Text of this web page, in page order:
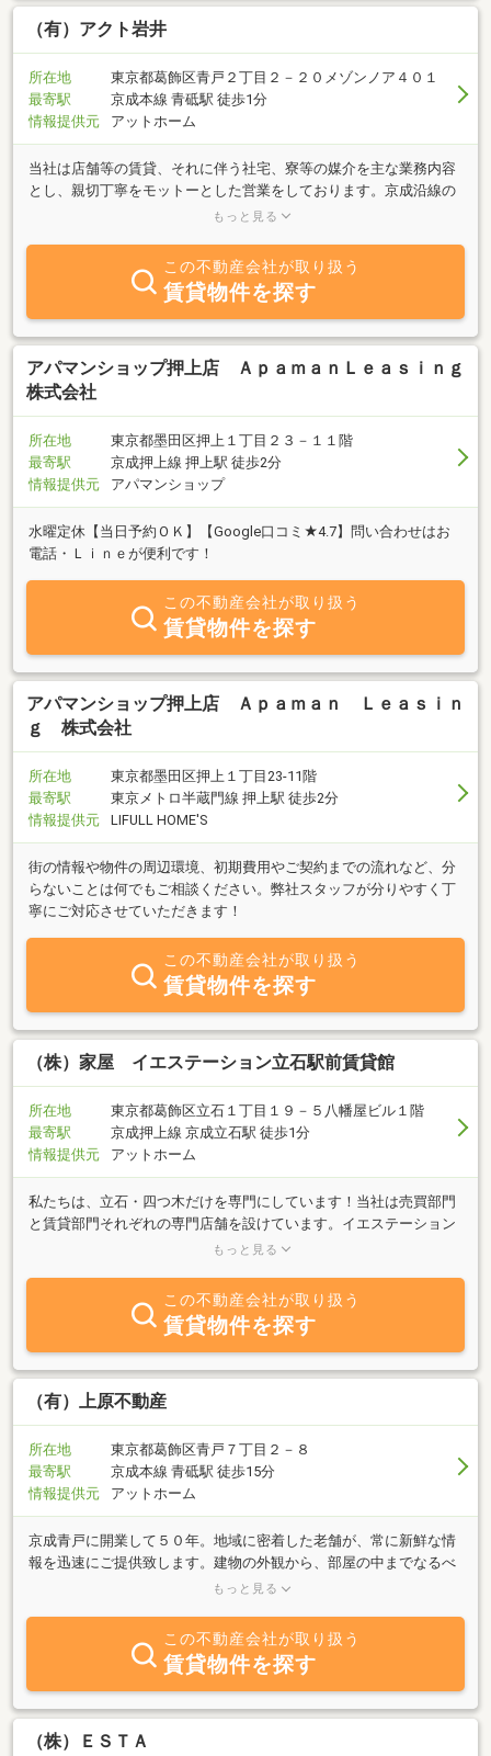
（有）アクト岩井
所在地
東京都葛飾区青戸２丁目２－２０メゾンノア４０１
最寄駅
京成本線 青砥駅 徒歩1分
情報提供元
アットホーム
当社は店舗等の賃貸、それに伴う社宅、寮等の媒介を主な業務内容
とし、親切丁寧をモットーとした営業をしております。京成沿線の
みならず、一都三県を幅広く網羅しお客様といっしょに考え、希望
もっと見る
この不動産会社が取り扱う
賃貸物件を探す
アパマンショップ押上店 ＡｐａｍａｎＬｅａｓｉｎｇ
株式会社
所在地
東京都墨田区押上１丁目２３－１１階
最寄駅
京成押上線 押上駅 徒歩2分
情報提供元
アパマンショップ
水曜定休【当日予約ＯＫ】【Google口コミ★4.7】問い合わせはお
電話・Ｌｉｎｅが便利です！
この不動産会社が取り扱う
賃貸物件を探す
アパマンショップ押上店 Ａｐａｍａｎ Ｌｅａｓｉｎ
ｇ 株式会社
所在地
東京都墨田区押上１丁目23-11階
最寄駅
東京メトロ半蔵門線 押上駅 徒歩2分
情報提供元
LIFULL HOME'S
街の情報や物件の周辺環境、初期費用やご契約までの流れなど、分
らないことは何でもご相談ください。弊社スタッフが分りやすく丁
寧にご対応させていただきます！
この不動産会社が取り扱う
賃貸物件を探す
（株）家屋 イエステーション立石駅前賃貸館
所在地
東京都葛飾区立石１丁目１９－５八幡屋ビル１階
最寄駅
京成押上線 京成立石駅 徒歩1分
情報提供元
アットホーム
私たちは、立石・四つ木だけを専門にしています！当社は売買部門
と賃貸部門それぞれの専門店舗を設けています。イエステーション
立石駅前賃貸館は『賃貸・管理業務』のみを扱う『お部屋を貸す』
の情報を把握し、不動産を知り尽くしているプロとして、常に正し
く安心できる情報をご提供いたします。イエステーション立石駅前
もっと見る
この不動産会社が取り扱う
賃貸物件を探す
（有）上原不動産
所在地
東京都葛飾区青戸７丁目２－８
最寄駅
京成本線 青砥駅 徒歩15分
情報提供元
アットホーム
京成青戸に開業して５０年。地域に密着した老舗が、常に新鮮な情
報を迅速にご提供致します。建物の外観から、部屋の中までなるべ
く写真を載せるように心がけておりますので、不動産まわりをせず
のアットホームな雰囲気で、親切丁寧なスタッフがあなたのお部屋
探しをお手伝いします。詳しくは、メールまたはお電話でお問い合
わせ下さい。多数のご希望条件を心よりお待ちしております。
もっと見る
この不動産会社が取り扱う
賃貸物件を探す
（株）ＥＳＴＡ